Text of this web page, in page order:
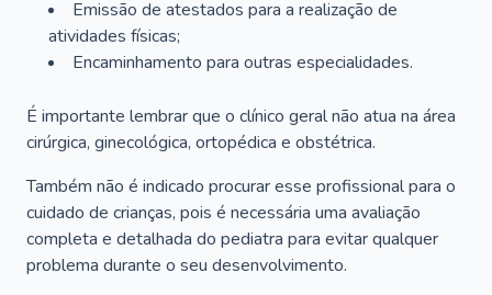
Emissão de atestados para a realização de
atividades físicas;
Encaminhamento para outras especialidades.
É importante lembrar que o clínico geral não atua na área
cirúrgica, ginecológica, ortopédica e obstétrica.
Também não é indicado procurar esse profissional para o
cuidado de crianças, pois é necessária uma avaliação
completa e detalhada do pediatra para evitar qualquer
problema durante o seu desenvolvimento.